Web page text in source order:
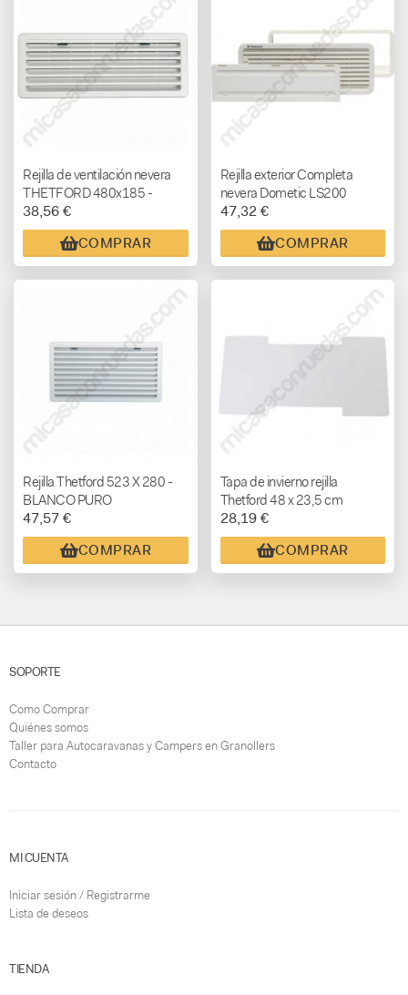
Rejilla de ventilación nevera
THETFORD 480x185 -
BLANCO ROTO
38,56 €
COMPRAR
Rejilla exterior Completa
nevera Dometic LS200
47,32 €
COMPRAR
Rejilla Thetford 523 X 280 -
BLANCO PURO
47,57 €
COMPRAR
Tapa de invierno rejilla
Thetford 48 x 23,5 cm
28,19 €
COMPRAR
SOPORTE
Como Comprar
Quiénes somos
Taller para Autocaravanas y Campers en Granollers
Contacto
MI CUENTA
Iniciar sesión / Registrarme
Lista de deseos
TIENDA